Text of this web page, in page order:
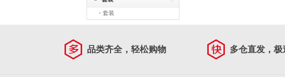
套装
品类齐全，轻松购物 多仓直发，极